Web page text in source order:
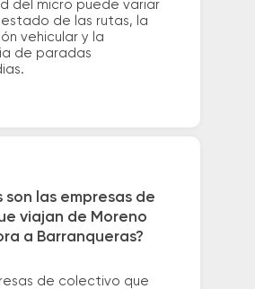
del micro puede variar
estado de las rutas, la
vehicular y la
de paradas
son las empresas de
viajan de Moreno
a Barranqueras?
de colectivo que